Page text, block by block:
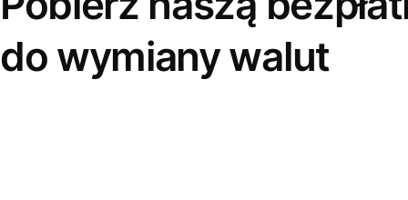
do wymiany walut